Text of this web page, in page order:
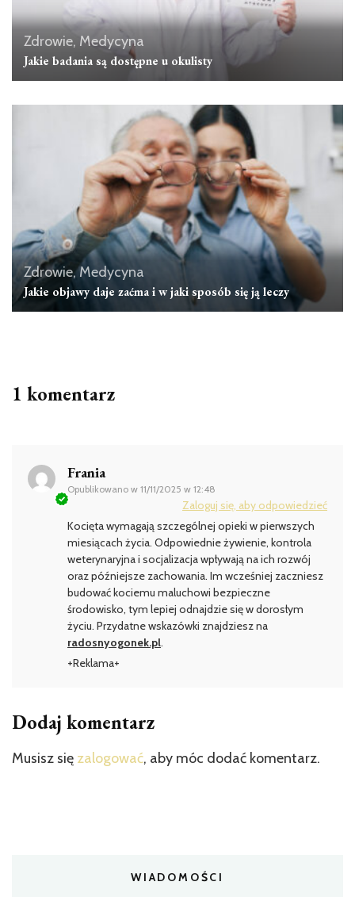
Zdrowie, Medycyna
Jakie badania są dostępne u okulisty
Zdrowie, Medycyna
Jakie objawy daje zaćma i w jaki sposób się ją leczy
1 komentarz
Frania
Opublikowano w 11/11/2025 w 12:48
Zaloguj się, aby odpowiedzieć
Kocięta wymagają szczególnej opieki w pierwszych
miesiącach życia. Odpowiednie żywienie, kontrola
weterynaryjna i socjalizacja wpływają na ich rozwój
oraz późniejsze zachowania. Im wcześniej zaczniesz
budować kociemu maluchowi bezpieczne
środowisko, tym lepiej odnajdzie się w dorosłym
życiu. Przydatne wskazówki znajdziesz na
radosnyogonek.pl.
+Reklama+
Dodaj komentarz
Musisz się zalogować, aby móc dodać komentarz.
WIADOMOŚCI